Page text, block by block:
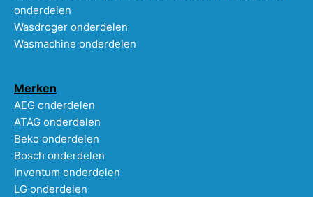
onderdelen
Wasdroger onderdelen
Wasmachine onderdelen
Merken
AEG onderdelen
ATAG onderdelen
Beko onderdelen
Bosch onderdelen
Inventum onderdelen
LG onderdelen